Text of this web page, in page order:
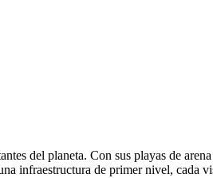
del planeta. Con sus playas de
infraestructura de primer nivel, cada